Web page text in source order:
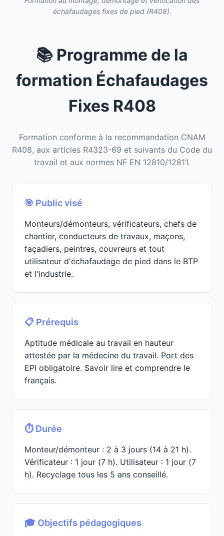
échafaudages fixes de pied (R408).
📚 Programme de la
formation Échafaudages
Fixes R408
Formation conforme à la recommandation CNAM
R408, aux articles R4323-69 et suivants du Code du
travail et aux normes NF EN 12810/12811.
🎯 Public visé
Monteurs/démonteurs, vérificateurs, chefs de
chantier, conducteurs de travaux, maçons,
façadiers, peintres, couvreurs et tout
utilisateur d'échafaudage de pied dans le BTP
et l'industrie.
📋 Prérequis
Aptitude médicale au travail en hauteur
attestée par la médecine du travail. Port des
EPI obligatoire. Savoir lire et comprendre le
français.
⏱️ Durée
Monteur/démonteur : 2 à 3 jours (14 à 21 h).
Vérificateur : 1 jour (7 h). Utilisateur : 1 jour (7
h). Recyclage tous les 5 ans conseillé.
🎓 Objectifs pédagogiques